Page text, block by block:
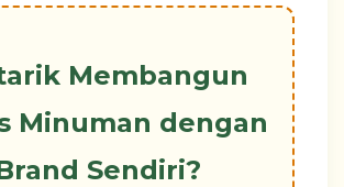
Membangun
Minuman dengan
Sendiri?